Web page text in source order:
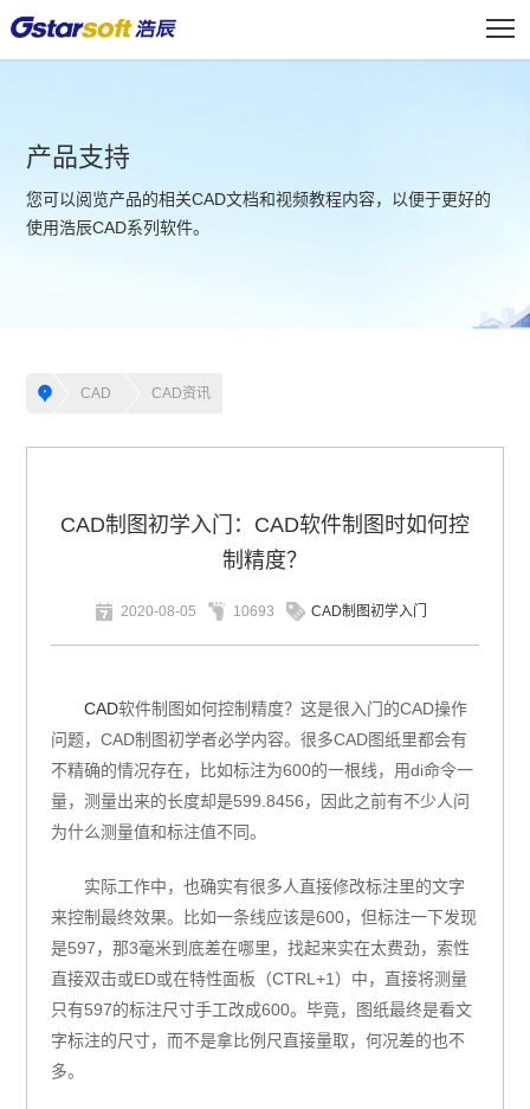
产品支持
您可以阅览产品的相关CAD文档和视频教程内容，以便于更好的
使用浩辰CAD系列软件。
CAD CAD资讯
CAD制图初学入门：CAD软件制图时如何控
制精度？
2020-08-05 10693 CAD制图初学入门
CAD软件制图如何控制精度？这是很入门的CAD操作
问题，CAD制图初学者必学内容。很多CAD图纸里都会有
不精确的情况存在，比如标注为600的一根线，用di命令一
量，测量出来的长度却是599.8456，因此之前有不少人问
为什么测量值和标注值不同。
实际工作中，也确实有很多人直接修改标注里的文字
来控制最终效果。比如一条线应该是600，但标注一下发现
是597，那3毫米到底差在哪里，找起来实在太费劲，索性
直接双击或ED或在特性面板（CTRL+1）中，直接将测量
只有597的标注尺寸手工改成600。毕竟，图纸最终是看文
字标注的尺寸，而不是拿比例尺直接量取，何况差的也不
多。